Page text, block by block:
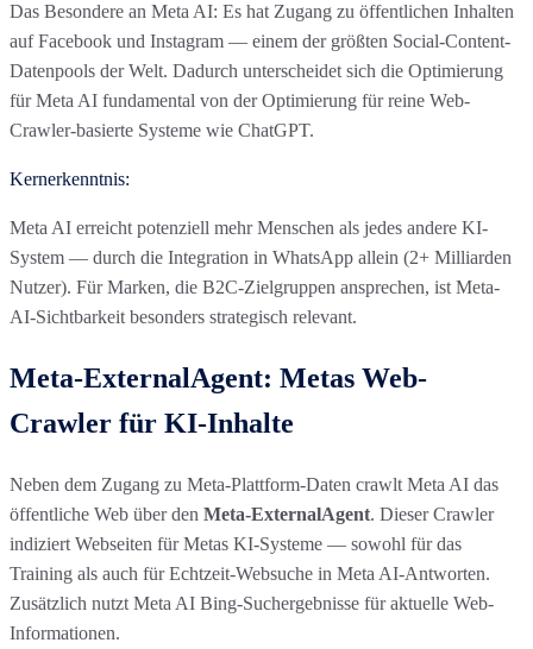
Das Besondere an Meta AI: Es hat Zugang zu öffentlichen Inhalten
auf Facebook und Instagram — einem der größten Social-Content-
Datenpools der Welt. Dadurch unterscheidet sich die Optimierung
für Meta AI fundamental von der Optimierung für reine Web-
Crawler-basierte Systeme wie ChatGPT.
Kernerkenntnis:
Meta AI erreicht potenziell mehr Menschen als jedes andere KI-
System — durch die Integration in WhatsApp allein (2+ Milliarden
Nutzer). Für Marken, die B2C-Zielgruppen ansprechen, ist Meta-
AI-Sichtbarkeit besonders strategisch relevant.
Meta-ExternalAgent: Metas Web-
Crawler für KI-Inhalte
Neben dem Zugang zu Meta-Plattform-Daten crawlt Meta AI das
öffentliche Web über den Meta-ExternalAgent. Dieser Crawler
indiziert Webseiten für Metas KI-Systeme — sowohl für das
Training als auch für Echtzeit-Websuche in Meta AI-Antworten.
Zusätzlich nutzt Meta AI Bing-Suchergebnisse für aktuelle Web-
Informationen.